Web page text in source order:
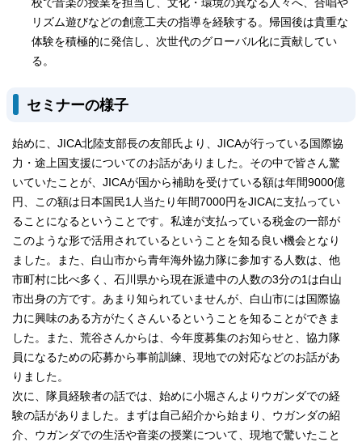
校で音楽の授業を担当し、文化・環境の異なる人々へ、合唱や
リズム遊びなどの創意工夫の指導を経験する。帰国後は貴重な
体験を積極的に発信し、次世代のグローバル化に貢献してい
る。
セミナーの様子
始めに、JICA北陸支部長の友部氏より、JICAが行っている国際協
力・途上国支援についてのお話がありました。その中で皆さん驚
いていたことが、JICAが国から補助を受けている額は年間9000億
円、この額は日本国民1人当たり年間7000円をJICAに支払ってい
ることになるということです。私達が支払っている税金の一部が
このような形で活用されているということを知る良い機会となり
ました。また、白山市から青年海外協力隊に参加する人数は、他
市町村に比べ多く、石川県から現在派遣中の人数の3分の1は白山
市出身の方です。あまり知られていませんが、白山市には国際協
力に興味のある方がたくさんいるということを知ることができま
した。また、荒谷さんからは、今年度募集のお知らせと、協力隊
員になるための応募から事前訓練、現地での対応などのお話があ
りました。
次に、隊員経験者の話では、始めに小堀さんよりウガンダでの経
験の話がありました。まずは自己紹介から始まり、ウガンダの紹
介、ウガンダでの生活や音楽の授業について、現地で驚いたこと